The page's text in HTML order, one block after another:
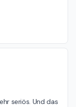
seriös. Und das